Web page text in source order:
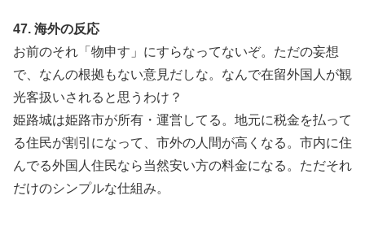
47. 海外の反応
お前のそれ「物申す」にすらなってないぞ。ただの妄想
で、なんの根拠もない意見だしな。なんで在留外国人が観
光客扱いされると思うわけ？
姫路城は姫路市が所有・運営してる。地元に税金を払って
る住民が割引になって、市外の人間が高くなる。市内に住
んでる外国人住民なら当然安い方の料金になる。ただそれ
だけのシンプルな仕組み。